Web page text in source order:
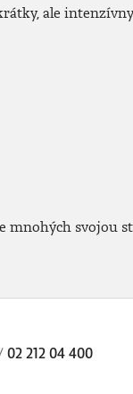
ale
svojou
02 212 04 400